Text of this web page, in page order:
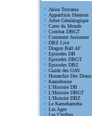
Akira Toryama
Apparition Shenron
Arbre Généalogique
Carte du Monde
Combat DBGT
Comment fusionner
DBZ Live
Dragon Ball AF
Episodes DB
Episodes DBGT
Episodes DBZ
Guide des OAV
Hierarchie Des Dieux
Kamehouse
L'Histoire DB
L'Histoire DBGT
L'Histoire DBZ
Le Kamehameha
Les Ages
Les Chiffres